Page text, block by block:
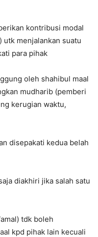
kontribusi modal
utk menjalankan suatu
para pihak
oleh shahibul maal
mudharib (pemberi
kerugian waktu,
disepakati kedua belah
diakhiri jika salah satu
tdk boleh
kpd pihak lain kecuali